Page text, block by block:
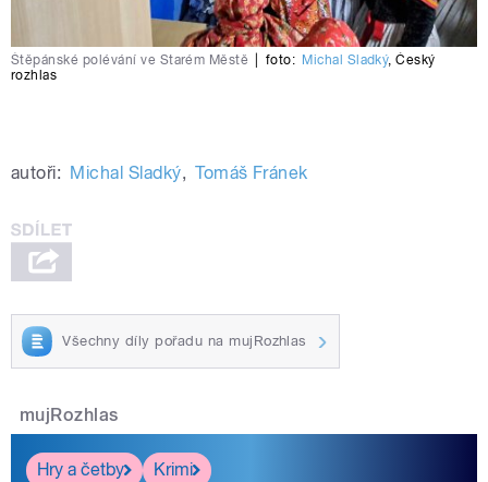
Štěpánské polévání ve Starém Městě foto: Michal Sladký,Český
rozhlas
autoři: Michal Sladký, Tomáš Fránek
Všechny díly pořadu na mujRozhlas
mujRozhlas
Hry a četby
Krimi